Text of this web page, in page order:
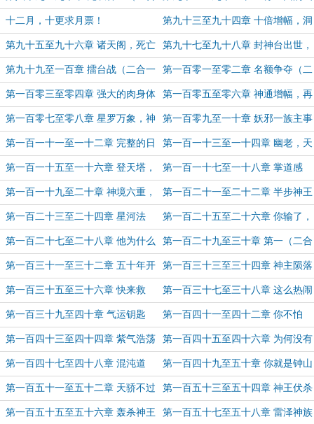
票）
一 求月票） 冥阁
十二月，十更求月票！ 第九十三至九十四章 十倍增幅，洞
天五重圆满！（二合一 求月票）
第九十五至九十六章 诸天阁，死亡
禁区的力量（二合一 求月票）
第九十七至九十八章 封神台出世，
大争之世（二合一 求月票）
第九十九至一百章 擂台战（二合一
求月票）
第一百零一至零二章 名额争夺（二
合一 求月票）
第一百零三至零四章 强大的肉身体
魄（二合一 求月票）
第一百零五至零六章 神通增幅，再
次融合（二合一 求月票）
第一百零七至零八章 星罗万象，神
通法则（盟主还更，二合一）
第一百零九至一十章 妖邪一族主事
者（二合一 求月票）
第一百一十一至一十二章 完整的日
月神国（二合一 求月票）
第一百一十三至一十四章 幽老，天
域（二合一 求月票）
第一百一十五至一十六章 登天塔，
丰厚奖励（二合一 求月票）
第一百一十七至一十八章 掌道感
悟，登天塔排名（二合一 求月票）
第一百一十九至二十章 神境六重，
洞天六重（二合一 求月票）
第一百二十一至二十二章 半步神王
（二合一 求月票）
第一百二十三至二十四章 星河法
则，神主血（二合一 求月票）
第一百二十五至二十六章 你输了，
分身留影（二合一 求月票）
第一百二十七至二十八章 他为什么
这么强！（二合一 求月票）
第一百二十九至三十章 第一（二合
一 求月票）
第一百三十一至三十二章 五十年开
启一次（二合一 求月票）
第一百三十三至三十四章 神主陨落
之地（二合一 求月票）
第一百三十五至三十六章 快来救
我！（二合一 求月票）
第一百三十七至三十八章 这么热闹
的吗？（二合一 求月票）
第一百三十九至四十章 气运钥匙
（二合一 求月票）
第一百四十一至四十二章 你不怕
我？（二合一 求月票）
第一百四十三至四十四章 紫气浩荡
百万里（二合一 求月票）
第一百四十五至四十六章 为何没有
他的名字？（二合一 求月票）
第一百四十七至四十八章 混沌道
体，混沌邪灵（二合一 求月票）
第一百四十九至五十章 你就是钟山
仇？（二合一 求月票）
第一百五十一至五十二章 天骄不过
如此（二合一 求月票）
第一百五十三至五十四章 神王伏杀
（感谢“蓝雪冰心”抽到6666月票）
第一百五十五至五十六章 轰杀神王 第一百五十七至五十八章 雷泽神族